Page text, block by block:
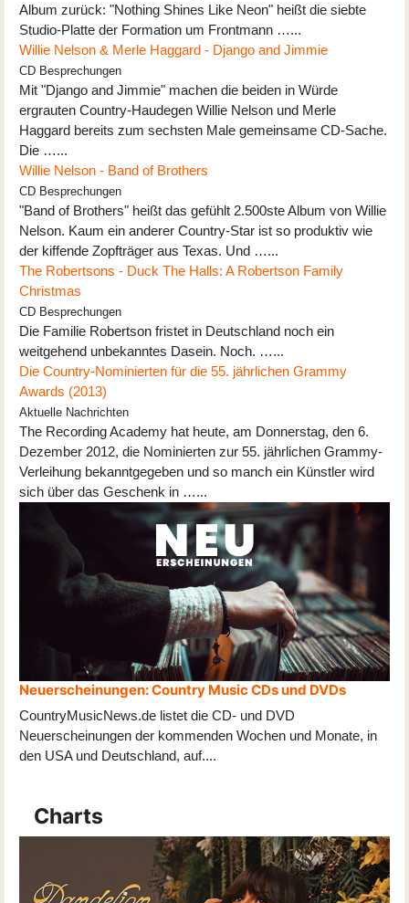
Album zurück: "Nothing Shines Like Neon" heißt die siebte
Studio-Platte der Formation um Frontmann …...
Willie Nelson & Merle Haggard - Django and Jimmie
CD Besprechungen
Mit "Django and Jimmie" machen die beiden in Würde
ergrauten Country-Haudegen Willie Nelson und Merle
Haggard bereits zum sechsten Male gemeinsame CD-Sache.
Die …...
Willie Nelson - Band of Brothers
CD Besprechungen
"Band of Brothers" heißt das gefühlt 2.500ste Album von Willie
Nelson. Kaum ein anderer Country-Star ist so produktiv wie
der kiffende Zopfträger aus Texas. Und …...
The Robertsons - Duck The Halls: A Robertson Family
Christmas
CD Besprechungen
Die Familie Robertson fristet in Deutschland noch ein
weitgehend unbekanntes Dasein. Noch. …...
Die Country-Nominierten für die 55. jährlichen Grammy
Awards (2013)
Aktuelle Nachrichten
The Recording Academy hat heute, am Donnerstag, den 6.
Dezember 2012, die Nominierten zur 55. jährlichen Grammy-
Verleihung bekanntgegeben und so manch ein Künstler wird
sich über das Geschenk in …...
Neuerscheinungen: Country Music CDs und DVDs
CountryMusicNews.de listet die CD- und DVD
Neuerscheinungen der kommenden Wochen und Monate, in
den USA und Deutschland, auf....
Charts